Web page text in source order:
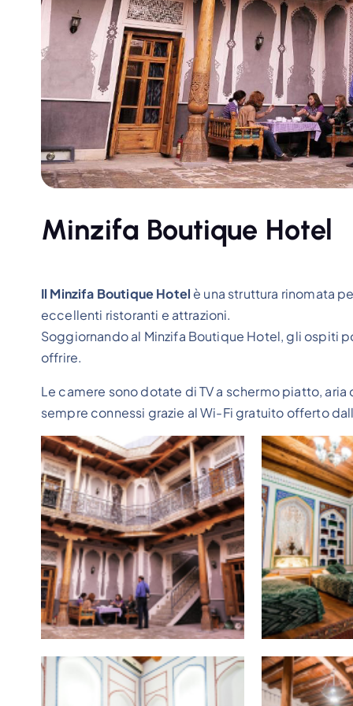
Minzifa Boutique Hotel
Il Minzifa Boutique Hotel è una struttura rinomata
eccellenti ristoranti e attrazioni.
Soggiornando al Minzifa Boutique Hotel, gli ospiti
offrire.
Le camere sono dotate di TV a schermo piatto,
sempre connessi grazie al Wi-Fi gratuito offerto